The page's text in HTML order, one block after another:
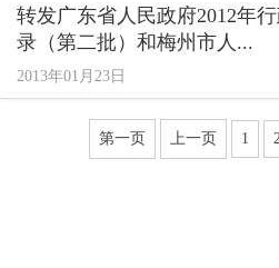
转发广东省人民政府2012年
录（第二批）和梅州市人...
2013年01月23日
第一页 上一页 1